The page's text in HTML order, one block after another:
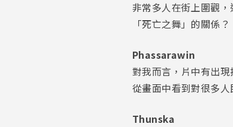
非常多人在街上圍觀
「死亡之舞」的關係？
Phassarawin
對我而言，片中有出
從畫面中看到對很多
Thunska